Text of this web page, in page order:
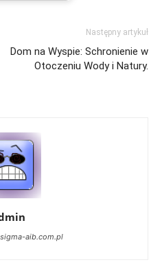
Następny artykuł
Dom na Wyspie: Schronienie w
Otoczeniu Wody i Natury.
aib.com.pl